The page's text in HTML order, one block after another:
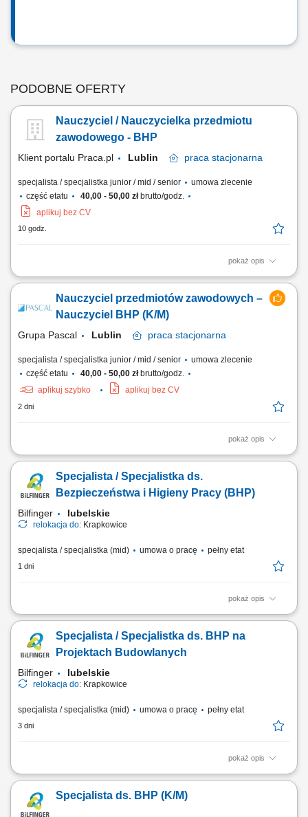
PODOBNE OFERTY
Nauczyciel / Nauczycielka przedmiotu
zawodowego - BHP
Klient portalu Praca.pl Lublin praca stacjonarna
specjalista / specjalistka junior / mid / senior
umowa zlecenie
część etatu
40,00 - 50,00 złbrutto/godz.
aplikuj bez CV
10 godz.
pokaż opis
Pozytywne nastawienie, zaangażowanie w pracę z dorosłymi.
Nauczyciel przedmiotów zawodowych –
Nauczyciel BHP (K/M)
Grupa Pascal Lublin praca stacjonarna
specjalista / specjalistka junior / mid / senior
umowa zlecenie
część etatu
40,00 - 50,00 złbrutto/godz.
aplikuj szybko
aplikuj bez CV
2 dni
pokaż opis
Zadania: Prowadzenie zajęć teoretycznych i/lub praktycznych zgodnie z
przedmiotu; Przygotowanie i prowadzenie zajęć z słuchaczami,
Specjalista / Specjalistka ds.
Bezpieczeństwa i Higieny Pracy (BHP)
Bilfinger lubelskie
relokacja do: Krapkowice
specjalista / specjalistka (mid) umowa o pracę pełny etat
1 dni
pokaż opis
Opis stanowiska Kompleksowa obsługa obszaru BHP na projektach
bezpieczeństwa pracy na budowach; Przeprowadzanie kontroli oraz
audytów BHP i raportowanie wyników; Prowadzenie dokumentacji
Specjalista / Specjalistka ds. BHP na
Projektach Budowlanych
Bilfinger lubelskie
relokacja do: Krapkowice
specjalista / specjalistka (mid) umowa o pracę pełny etat
3 dni
pokaż opis
Opis stanowiska Nadzór nad bezpieczeństwem pracy na projektach
regularnych inspekcji oraz ocena poziomu bezpieczeństwa na
budowach; Weryfikacja i nadzór nad dokumentacją BHP zgodnie z
Specjalista ds. BHP (K/M)